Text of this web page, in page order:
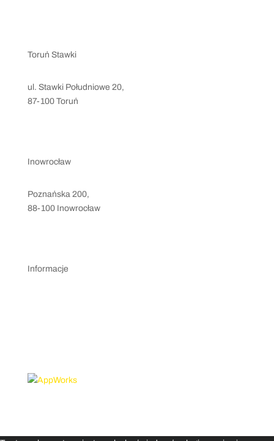
Toruń Stawki
ul. Stawki Południowe 20,
87-100 Toruń
Inowrocław
Poznańska 200,
88-100 Inowrocław
Informacje